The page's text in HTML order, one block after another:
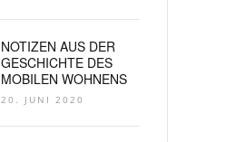
NOTIZEN AUS DER
GESCHICHTE DES
MOBILEN WOHNENS
20. JUNI 2020